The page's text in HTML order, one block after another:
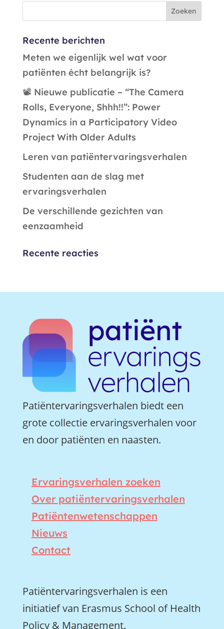
Recente berichten
Meten we eigenlijk wel wat voor
patiënten écht belangrijk is?
📽️ Nieuwe publicatie – “The Camera
Rolls, Everyone, Shhh!!”: Power
Dynamics in a Participatory Video
Project With Older Adults
Leren van patiëntervaringsverhalen
Studenten aan de slag met
ervaringsverhalen
De verschillende gezichten van
eenzaamheid
Recente reacties
Patiëntervaringsverhalen biedt een
grote collectie ervaringsverhalen voor
en door patiënten en naasten.
Ervaringsverhalen zoeken
Over patiëntervaringsverhalen
Patiëntenwetenschappen
Nieuws
Contact
Patiëntervaringsverhalen is een
initiatief van Erasmus School of Health
Policy & Management.